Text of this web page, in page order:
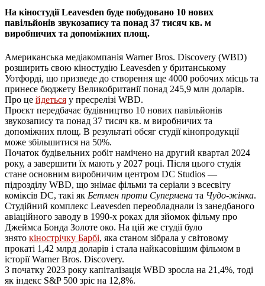
На кіностудії Leavesden буде побудовано 10 нових
павільйонів звукозапису та понад 37 тисяч кв. м
виробничих та допоміжних площ.
Американська медіакомпанія Warner Bros. Discovery (WBD)
розширить свою кіностудію Leavesden у британському
Уотфорді, що призведе до створення ще 4000 робочих місць та
принесе бюджету Великобританії понад 245,9 млн доларів.
Про це йдеться у пресрелізі WBD.
Проєкт передбачає будівництво 10 нових павільйонів
звукозапису та понад 37 тисяч кв. м виробничих та
допоміжних площ. В результаті обсяг студії кінопродукції
може збільшитися на 50%.
Початок будівельних робіт намічено на другий квартал 2024
року, а завершити їх мають у 2027 році. Після цього студія
стане основним виробничим центром DC Studios —
підрозділу WBD, що знімає фільми та серіали з всесвіту
коміксів DC, такі як Бетмен проти Супермена та Чудо-жінка.
Студійний комплекс Leavesden переобладнали із занедбаного
авіаційного заводу в 1990-х роках для зйомок фільму про
Джеймса Бонда Золоте око. На цій же студії було
знято кінострічку Барбі, яка станом зібрала у світовому
прокаті 1,42 млрд доларів і стала найкасовішим фільмом в
історії Warner Bros. Discovery.
З початку 2023 року капіталізація WBD зросла на 21,4%, тоді
як індекс S&P 500 зріс на 12,8%.